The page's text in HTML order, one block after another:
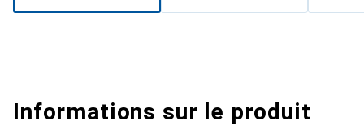
Informations sur le produit